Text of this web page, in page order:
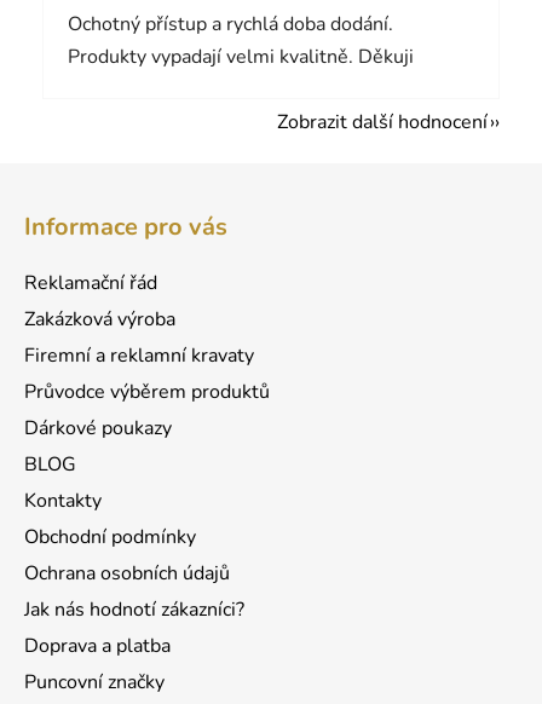
Ochotný přístup a rychlá doba dodání.
Produkty vypadají velmi kvalitně. Děkuji
Zobrazit další hodnocení
Informace pro vás
Reklamační řád
Zakázková výroba
Firemní a reklamní kravaty
Průvodce výběrem produktů
Dárkové poukazy
BLOG
Kontakty
Obchodní podmínky
Ochrana osobních údajů
Jak nás hodnotí zákazníci?
Doprava a platba
Puncovní značky